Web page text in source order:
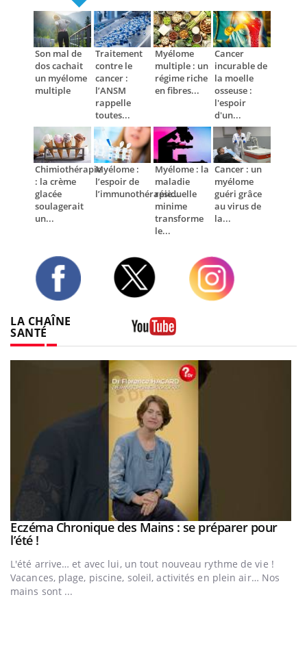
Son mal de
dos cachait
un myélome
multiple
Traitement
contre le
cancer :
l’ANSM
rappelle
toutes...
Myélome
multiple : un
régime riche
en fibres...
Cancer
incurable de
la moelle
osseuse :
l'espoir
d'un...
Chimiothérapie
: la crème
glacée
soulagerait
un...
Myélome :
l’espoir de
l’immunothérapie...
Myélome : la
maladie
résiduelle
minime
transforme
le...
Cancer : un
myélome
guéri grâce
au virus de
la...
LA CHAÎNE
SANTÉ
Youtube
Youtube
Eczéma Chronique des Mains : se préparer pour
l’été !Youtube
L'été arrive… et avec lui, un tout nouveau rythme de vie !
Vacances, plage, piscine, soleil, activités en plein air… Nos
mains sont ...